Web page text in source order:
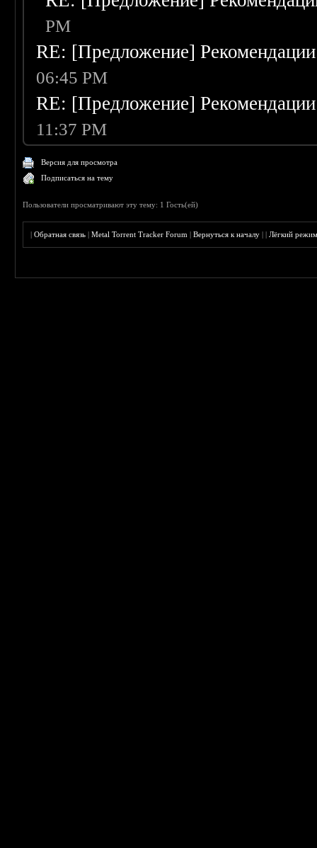
PM
RE: [Предложение]
06:45 PM
RE: [Предложение]
11:37 PM
Версия для просмотра
Подписаться на тему
Пользователи просматривают эту тему: 1 Гость(ей)
|Обратная связь |Metal Torrent Tracker Forum |Вернуться к началу ||Лёгкий